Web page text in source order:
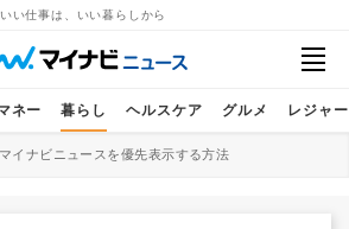
いい仕事は、いい暮らしから
ネー 暮らし ヘルスケア グルメ レジャー
イナビニュースを優先表示する方法